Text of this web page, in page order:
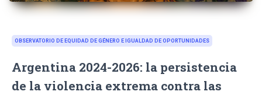
OBSERVATORIO DE EQUIDAD DE GÉNERO E IGUALDAD DE OPORTUNIDADES
Argentina 2024-2026: la persistencia
de la violencia extrema contra las